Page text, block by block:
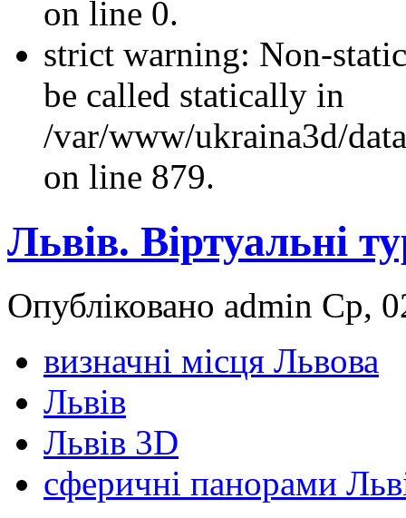
on line 0.
strict warning: Non-
be called statically in
/var/www/ukraina3d/
on line 879.
Львів. Віртуальні
Опубліковано admin Ср,
визначні місця Львова
Львів
Львів 3D
сферичні панорами